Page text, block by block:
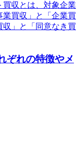
収とは、対象企業
買収」と「企業買
」と「同意なき買
ぞれの特徴やメ